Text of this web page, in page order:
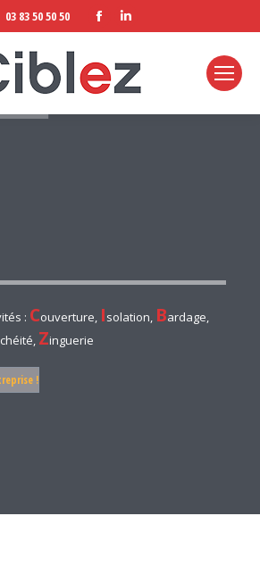
03 83 50 50 50
Facebook
opens
in
opens
in
: Couverture, Isolation, Bardage,
Zinguerie
!